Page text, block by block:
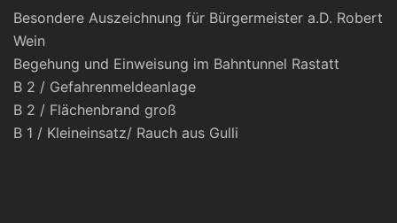
Besondere Auszeichnung für Bürgermeister a.D. Robert
Wein
Begehung und Einweisung im Bahntunnel Rastatt
B 2 / Gefahrenmeldeanlage
B 2 / Flächenbrand groß
B 1 / Kleineinsatz/ Rauch aus Gulli